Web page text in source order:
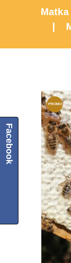
PROMO
CJA!
Facebook